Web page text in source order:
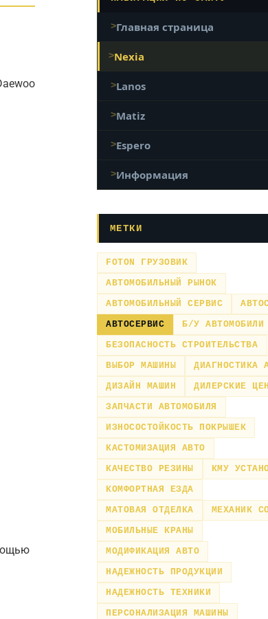
Главная страница
Nexia
Lanos
Matiz
Espero
Информация
МЕТКИ
FOTON ГРУЗОВИК
АВТОМОБИЛЬНЫЙ РЫНОК
АВТОМОБИЛЬНЫЙ СЕРВИС
АВТОСЕРВИС
Б/У АВТОМОБИЛИ
БЕЗОПАСНОСТЬ СТРОИТЕЛЬСТВА
ВЫБОР МАШИНЫ
ДИАГНОСТИКА
ДИЗАЙН МАШИН
ДИЛЕРСКИЕ
ЗАПЧАСТИ АВТОМОБИЛЯ
ИЗНОСОСТОЙКОСТЬ ПОКРЫШЕК
КАСТОМИЗАЦИЯ АВТО
КАЧЕСТВО РЕЗИНЫ
КМУ
КОМФОРТНАЯ ЕЗДА
МАТОВАЯ ОТДЕЛКА
МЕХАНИК
МОБИЛЬНЫЕ КРАНЫ
МОДИФИКАЦИЯ АВТО
НАДЕЖНОСТЬ ПРОДУКЦИИ
НАДЕЖНОСТЬ ТЕХНИКИ
ПЕРСОНАЛИЗАЦИЯ МАШИНЫ